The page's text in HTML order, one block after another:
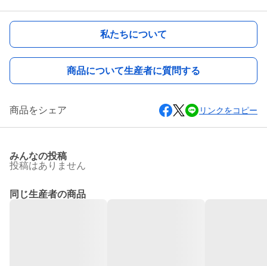
私たちについて
商品について生産者に質問する
商品をシェア リンクをコピー
みんなの投稿
投稿はありません
同じ生産者の商品